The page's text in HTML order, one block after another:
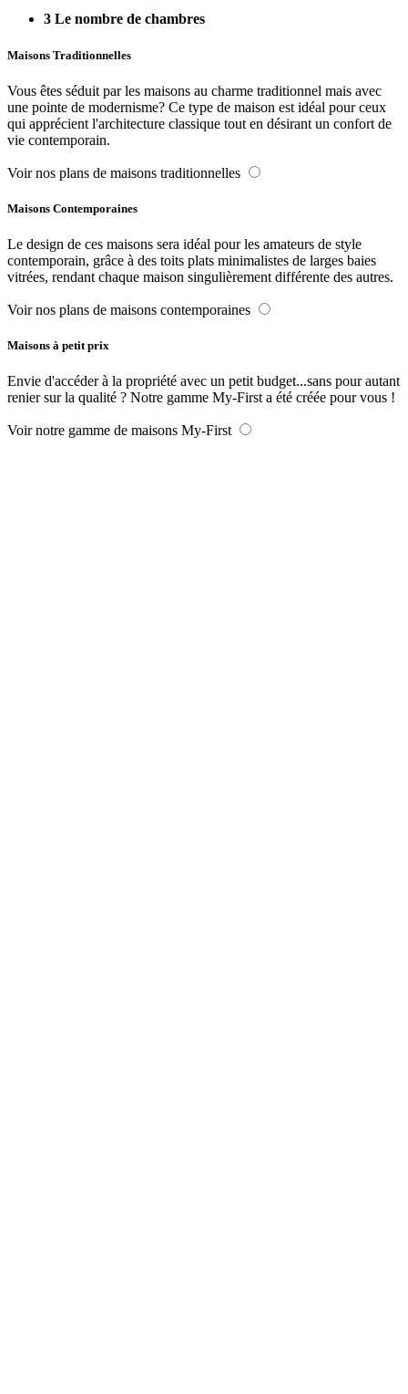
3 Le nombre de chambres
Maisons Traditionnelles
Vous êtes séduit par les maisons au charme traditionnel mais avec
une pointe de modernisme? Ce type de maison est idéal pour ceux
qui apprécient l'architecture classique tout en désirant un confort de
vie contemporain.
Voir nos plans de maisons traditionnelles
Maisons Contemporaines
Le design de ces maisons sera idéal pour les amateurs de style
contemporain, grâce à des toits plats minimalistes de larges baies
vitrées, rendant chaque maison singulièrement différente des autres.
Voir nos plans de maisons contemporaines
Maisons à petit prix
Envie d'accéder à la propriété avec un petit budget...sans pour autant
renier sur la qualité ? Notre gamme My-First a été créée pour vous !
Voir notre gamme de maisons My-First